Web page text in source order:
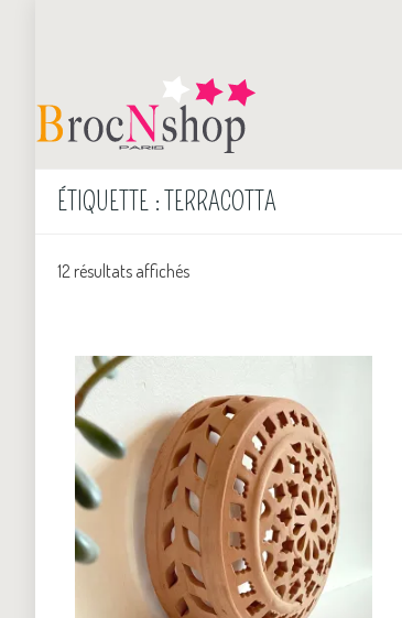
ÉTIQUETTE :TERRACOTTA
12 résultats affichés